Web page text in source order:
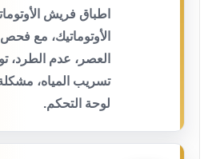
اطباق فريش
الأوتوماتيك، مع
العصر، عدم الطرد،
تسريب المياه،
لوحة التحكم.